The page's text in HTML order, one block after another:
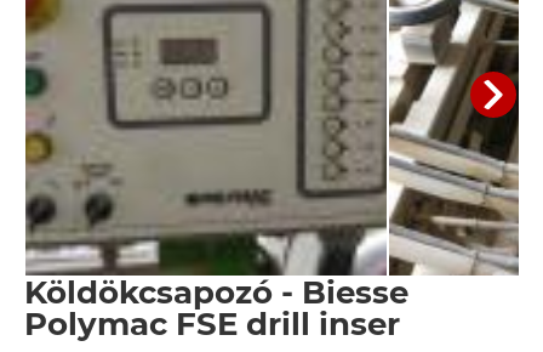
Köldökcsapozó - Biesse
Polymac FSE drill inser